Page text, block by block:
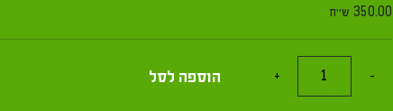
350.00 ש"ח
-
+ הוספה לסל